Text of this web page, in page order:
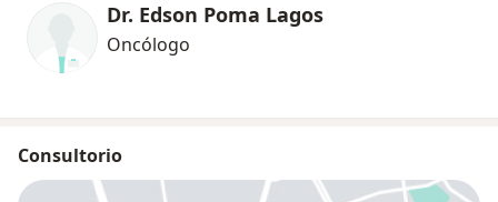
Dr. Edson Poma Lagos
Oncólogo
Consultorio